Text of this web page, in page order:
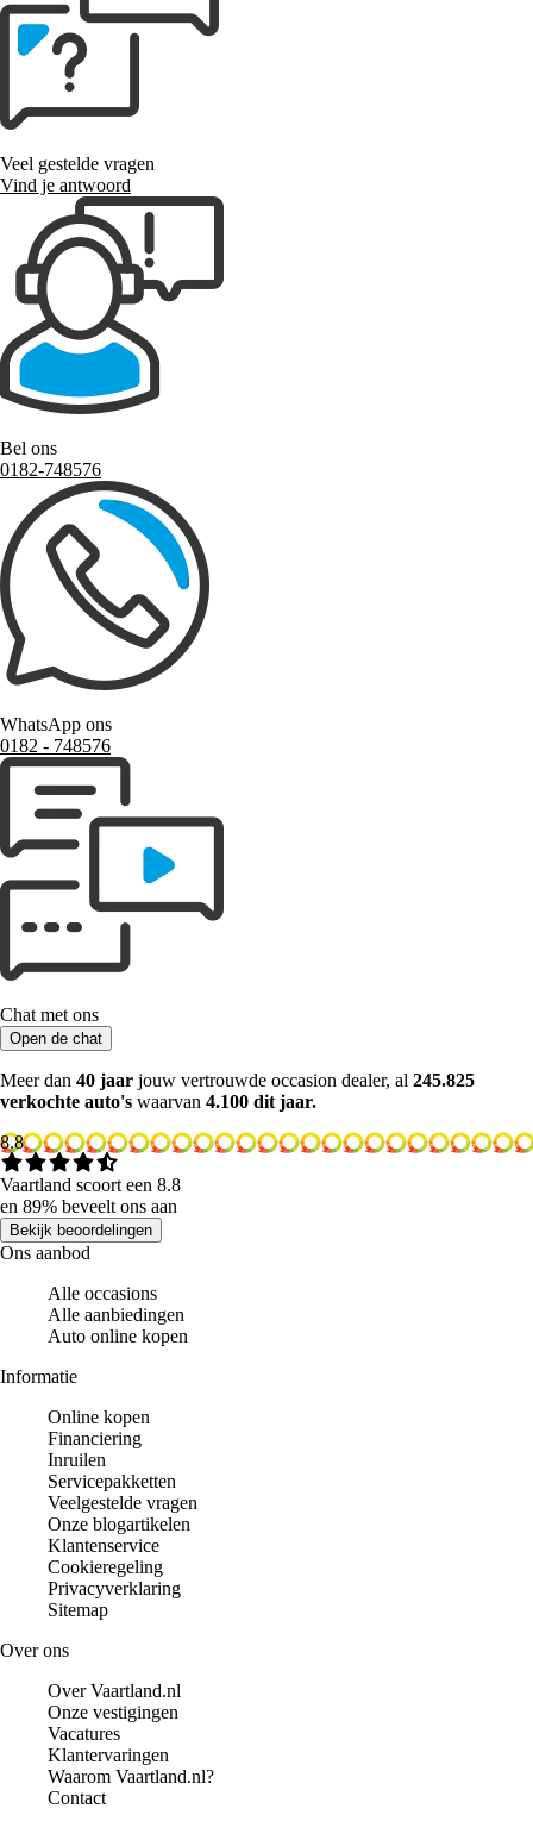
Veel gestelde vragen
Vind je antwoord
Bel ons
0182-748576
WhatsApp ons
0182 ‑ 748576
Chat met ons
Open de chat
Meer dan 40 jaar jouw vertrouwde occasion dealer, al 245.825
verkochte auto's waarvan 4.100 dit jaar.
8.8
Vaartland scoort een 8.8
en 89% beveelt ons aan
Bekijk beoordelingen
Ons aanbod
Alle occasions
Alle aanbiedingen
Auto online kopen
Informatie
Online kopen
Financiering
Inruilen
Servicepakketten
Veelgestelde vragen
Onze blogartikelen
Klantenservice
Cookieregeling
Privacyverklaring
Sitemap
Over ons
Over Vaartland.nl
Onze vestigingen
Vacatures
Klantervaringen
Waarom Vaartland.nl?
Contact